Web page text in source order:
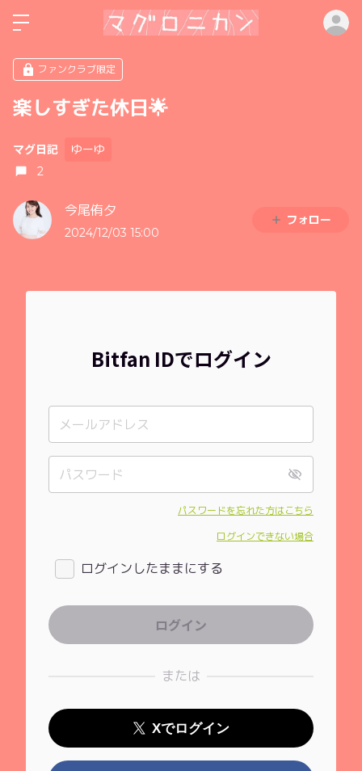
ファンクラブ限定
楽しすぎた休日🌟
マグ日記
ゆーゆ
2
今尾侑夕
2024/12/03 15:00
フォロー
Bitfan IDでログイン
パスワードを忘れた方はこちら
ログインできない場合
ログインしたままにする
または
Xでログイン